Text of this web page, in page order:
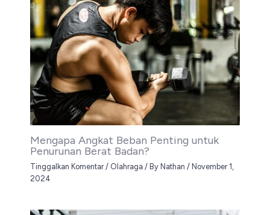
Mengapa Angkat Beban Penting untuk
Penurunan Berat Badan?
Tinggalkan Komentar / Olahraga/ By Nathan / November 1,
2024